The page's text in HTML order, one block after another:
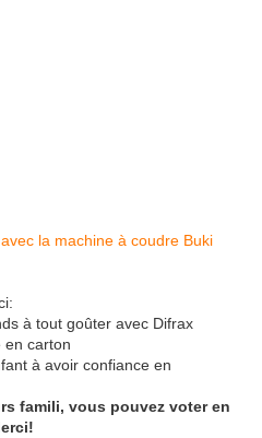
à tout goûter avec Difrax
en carton
à avoir confiance en
famili, vous pouvez voter en